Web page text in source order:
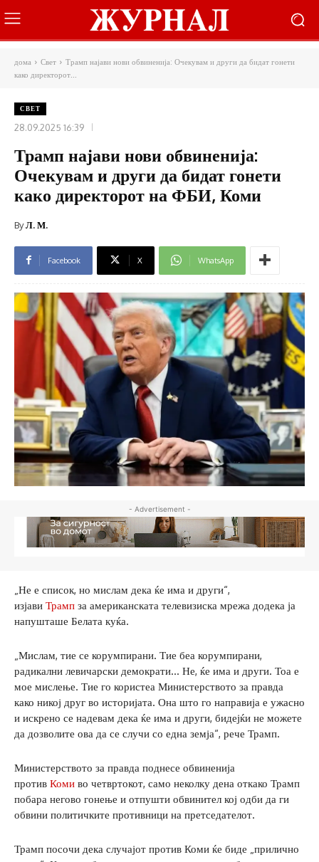
дома Свет
Трамп најави нови обвиненија: Очекувам и други да бидат гонети
како директорот...
СВЕТ
28.09.2025 16:39
Трамп најави нови обвиненија:
Очекувам и други да бидат гонети
како директорот на ФБИ, Коми
ByЛ. М.
Facebook X WhatsApp
- Advertisement -
„Не е список, но мислам дека ќе има и други“,
изјави Трамп за американската телевизиска мрежа додека ја
напушташе Белата куќа.
„Мислам, тие се корумпирани. Тие беа корумпирани,
радикални левичарски демократи… Не, ќе има и други. Тоа е
мое мислење. Тие го користеа Министерството за правда
како никој друг во историјата. Она што го направија е ужасно
и искрено се надевам дека ќе има и други, бидејќи не можете
да дозволите ова да се случи со една земја“, рече Трамп.
Министерството за правда поднесе обвиненија
против Коми во четвртокот, само неколку дена откако Трамп
побара негово гонење и отпушти обвинител кој одби да ги
обвини политичките противници на претседателот.
Трамп посочи дека случајот против Коми ќе биде „прилично